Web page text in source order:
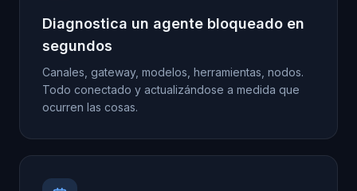
Diagnostica un agente bloqueado en
segundos
Canales, gateway, modelos, herramientas, nodos.
Todo conectado y actualizándose a medida que
ocurren las cosas.